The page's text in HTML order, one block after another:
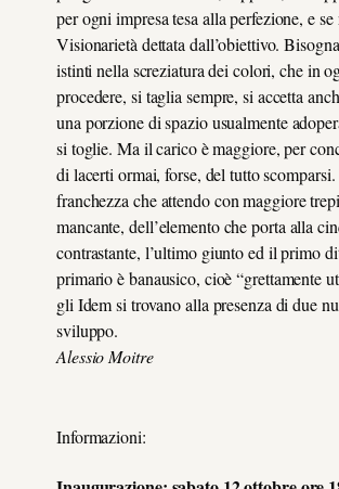
per ogni impresa tesa alla perfezione, e
Visionarietà dettata dall’obiettivo.
istinti nella screziatura dei colori, che in
procedere, si taglia sempre, si accetta
una porzione di spazio usualmente
si toglie. Ma il carico è maggiore, per
di lacerti ormai, forse, del tutto
franchezza che attendo con maggiore
mancante, dell’elemento che porta alla
contrastante, l’ultimo giunto ed il primo
primario è banausico, cioè “grettamente
gli Idem si trovano alla presenza di due
sviluppo.
Alessio Moitre
Informazioni: